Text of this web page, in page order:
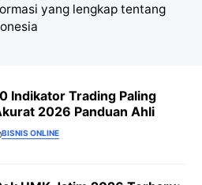
yang lengkap tentang
Indikator Trading Paling
2026 Panduan Ahli
BISNIS ONLINE